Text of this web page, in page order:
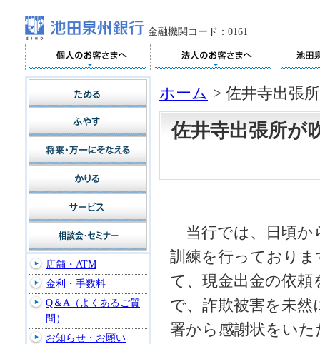
金融機関コード：0161
ホーム > 佐井寺出張
佐井寺出張所が
当行では、日頃か
訓練を行っておりま
て、現金出金の依
で、詐欺被害を未然
署から感謝状をい
店舗・ATM
金利・手数料
Q＆A（よくあるご質
問）
お知らせ・お願い